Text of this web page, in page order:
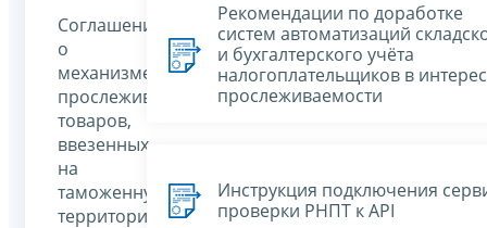
Соглашение
о
механизме
прослеживаемости
товаров,
ввезенных
на
таможенную
территорию
Рекомендации по доработке
систем автоматизаций
и бухгалтерского учёта
налогоплательщиков в
прослеживаемости
Инструкция подключения
проверки РНПТ к API